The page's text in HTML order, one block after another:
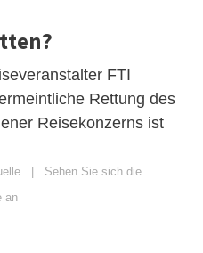
FTI
Rettung des
Reisekonzerns ist
| Sehen Sie sich die
an